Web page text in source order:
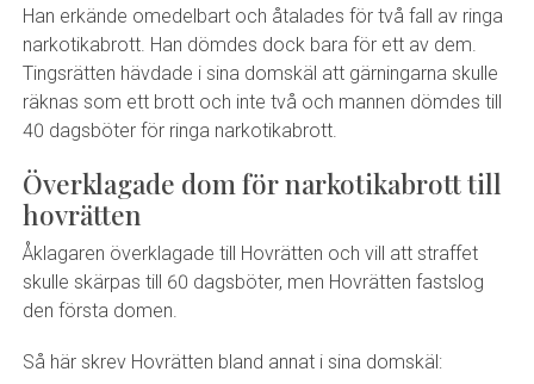
Han erkände omedelbart och åtalades för två fall av ringa
narkotikabrott. Han dömdes dock bara för ett av dem.
Tingsrätten hävdade i sina domskäl att gärningarna skulle
räknas som ett brott och inte två och mannen dömdes till
40 dagsböter för ringa narkotikabrott.
Överklagade dom för narkotikabrott till
hovrätten
Åklagaren överklagade till Hovrätten och vill att straffet
skulle skärpas till 60 dagsböter, men Hovrätten fastslog
den första domen.
Så här skrev Hovrätten bland annat i sina domskäl: